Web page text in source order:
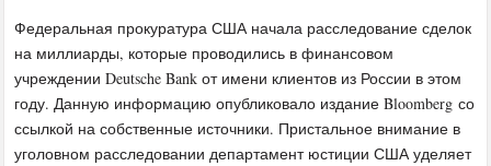
Федеральная прокуратура США начала расследование сделок
на миллиарды, которые проводились в финансовом
учреждении Deutsche Bank от имени клиентов из России в этом
году. Данную информацию опубликовало издание Bloomberg со
ссылкой на собственные источники. Пристальное внимание в
уголовном расследовании департамент юстиции США уделяет